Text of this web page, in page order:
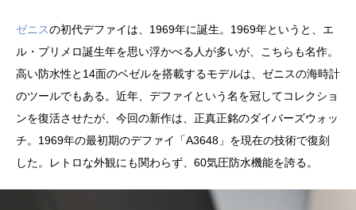
ゼニスの初代デファイは、1969年に誕生。1969年というと、エ
ル・プリメロ誕生年を思い浮かべる人が多いが、こちらも名作。
高い防水性と14面のベゼルを搭載するモデルは、ゼニスの海時計
のツールでもある。近年、デファイという名を冠してコレクショ
ンを復活させたが、今回の新作は、正真正銘のダイバーズウォッ
チ。1969年の最初期のデファイ「A3648」を現在の技術で復刻
した。レトロな外観にも関わらず、60気圧防水機能を誇る。